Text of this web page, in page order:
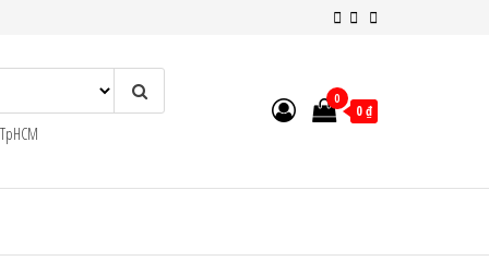
0
0 ₫